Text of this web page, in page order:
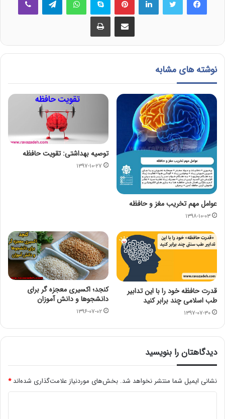
اشتراک گذاری از طریق ایمیل چاپ
نوشته های مشابه
عوامل مهم تخریب مغز و حافظه
۱۳۹۸-۱۰-۰۳
توصیه بهداشتی: تقویت حافظه
۱۳۹۷-۱۰-۲۷
قدرت حافظه خود را با این تدابیر
طب اسلامی چند برابر کنید
۱۳۹۷-۰۷-۳۰
کنجد؛ اکسیری معجزه گر برای
دانشجوها و دانش آموزان
۱۳۹۶-۰۷-۰۲
دیدگاهتان را بنویسید
نشانی ایمیل شما منتشر نخواهد شد. بخش‌های موردنیاز علامت‌گذاری شده‌اند*